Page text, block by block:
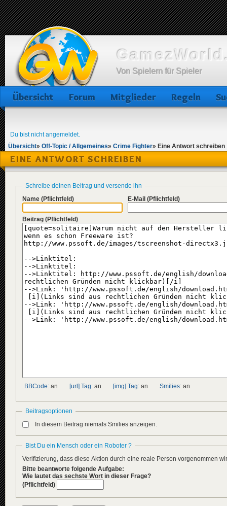
Von Spielern für Spieler
Übersicht Forum Mitglieder Regeln
Du bist nicht angemeldet.
Übersicht» Off-Topic / Allgemeines» Crime Fighter» Eine Antwort schreiben
EINE ANTWORT SCHREIBEN
Schreibe deinen Beitrag und versende ihn
Name (Pflichtfeld) E-Mail (Pflichtfeld)
Beitrag (Pflichtfeld)
BBCode: an [url] Tag: an [img] Tag: an Smilies: an
Beitragsoptionen
In diesem Beitrag niemals Smilies anzeigen.
Bist Du ein Mensch oder ein Roboter ?
Verifizierung, dass diese Aktion durch eine reale Person vorgenommen
Bitte beantworte folgende Aufgabe:
Wie lautet das sechste Wort in dieser Frage?
(Pflichtfeld)